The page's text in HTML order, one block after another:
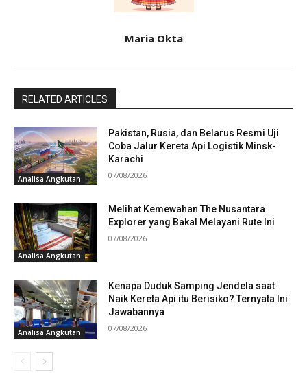
Maria Okta
RELATED ARTICLES
Analisa Angkutan
Pakistan, Rusia, dan Belarus Resmi Uji
Coba Jalur Kereta Api Logistik Minsk-
Karachi
07/08/2026
Analisa Angkutan
Melihat Kemewahan The Nusantara
Explorer yang Bakal Melayani Rute Ini
07/08/2026
Analisa Angkutan
Kenapa Duduk Samping Jendela saat
Naik Kereta Api itu Berisiko? Ternyata Ini
Jawabannya
07/08/2026